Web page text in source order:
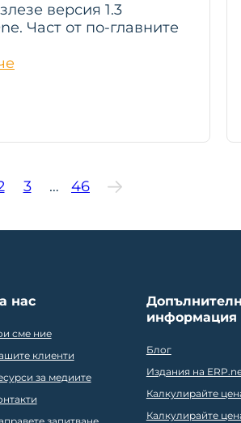
версия 1.3
Част от по-главните
3 … 46
нас
сме ние
клиенти
за медиите
информация
Блог
Издания на
Калкулирайте
Калкулирайте